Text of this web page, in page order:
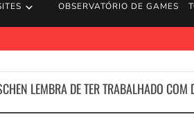
OBSERVATÓRIO DE GAMES
LEMBRA DE TER TRABALHADO COM